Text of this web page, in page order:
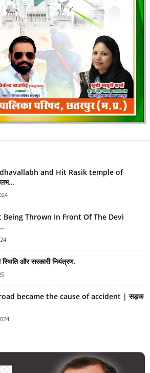
and Hit Rasik temple of
Being Thrown In Front Of The Devi
स्थिति और सरकारी नियंत्रण.
became the cause of accident | सड़क